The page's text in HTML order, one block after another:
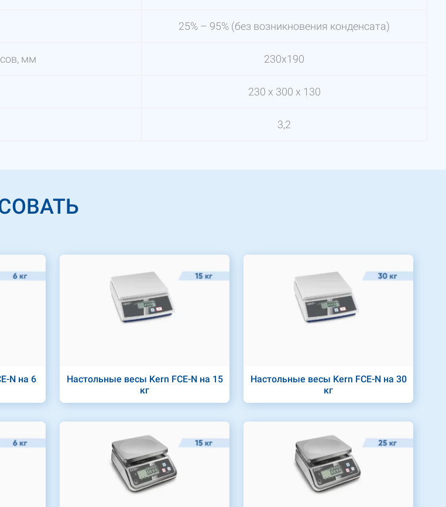
25% – 95% (без возникновения конденсата)
мм 230х190
230 x 300 x 130
3,2
N на 6
Настольные весы Kern FCE-N на 15
кг
Настольные весы Kern FCE-N на 30
кг